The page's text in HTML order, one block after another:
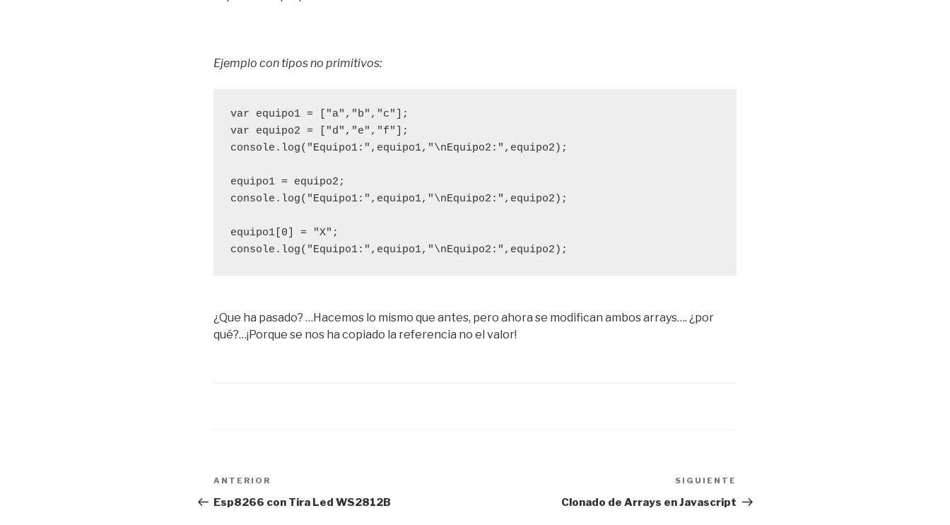
Ejemplo con tipos no primitivos:
var equipo1 = ["a","b","c"];
var equipo2 = ["d","e","f"];
console.log("Equipo1:",equipo1,"\nEquipo2:",equipo2);
equipo1 = equipo2;
console.log("Equipo1:",equipo1,"\nEquipo2:",equipo2);
equipo1[0] = "X";
console.log("Equipo1:",equipo1,"\nEquipo2:",equipo2);
¿Que ha pasado? …Hacemos lo mismo que antes, pero ahora se modifican ambos arrays…. ¿por
qué?…¡Porque se nos ha copiado la referencia no el valor!
Navegación
de
Entrada
anterior:
ANTERIOR
Esp8266 con Tira Led WS2812B
entrada
SIGUIENTE
Clonado de Arrays en Javascript